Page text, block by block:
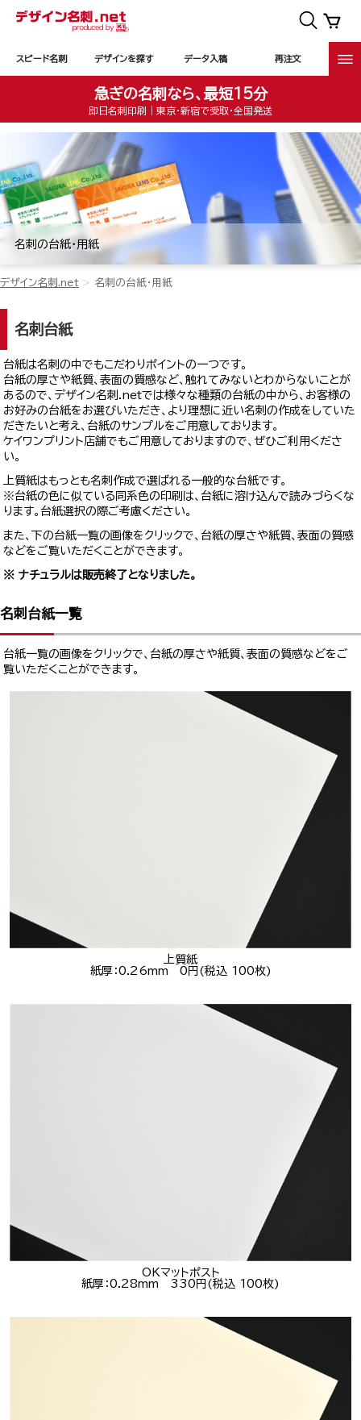
スピード名刺 デザインを探す データ入稿 再注文
急ぎの名刺なら、最短15分
即日名刺印刷｜東京・新宿で受取・全国発送
名刺の台紙・用紙
デザイン名刺.net 名刺の台紙・用紙
名刺台紙
台紙は名刺の中でもこだわりポイントの一つです。
台紙の厚さや紙質、表面の質感など、触れてみないとわからないことが
あるので、デザイン名刺.netでは様々な種類の台紙の中から、お客様の
お好みの台紙をお選びいただき、より理想に近い名刺の作成をしていた
だきたいと考え、台紙のサンプルをご用意しております。
ケイワンプリント店舗でもご用意しておりますので、ぜひご利用くださ
い。
上質紙はもっとも名刺作成で選ばれる一般的な台紙です。
※台紙の色に似ている同系色の印刷は、台紙に溶け込んで読みづらくな
ります。台紙選択の際ご考慮ください。
また、下の台紙一覧の画像をクリックで、台紙の厚さや紙質、表面の質感
などをご覧いただくことができます。
※ ナチュラルは販売終了となりました。
名刺台紙一覧
台紙一覧の画像をクリックで、台紙の厚さや紙質、表面の質感などをご
覧いただくことができます。
上質紙
紙厚：0.26mm 0円(税込 100枚)
OKマットポスト
紙厚：0.28mm 330円(税込 100枚)